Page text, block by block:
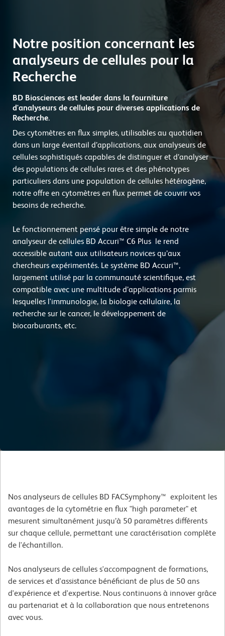
Notre position concernant les
analyseurs de cellules pour la
Recherche
BD Biosciences est leader dans la fourniture
d'analyseurs de cellules pour diverses applications de
Recherche.
Des cytomètres en flux simples, utilisables au quotidien
dans un large éventail d’applications, aux analyseurs de
cellules sophistiqués capables de distinguer et d’analyser
des populations de cellules rares et des phénotypes
particuliers dans une population de cellules hétérogène,
notre offre en cytomètres en flux permet de couvrir vos
besoins de recherche.
Le fonctionnement pensé pour être simple de notre
analyseur de cellules BD Accuri™ C6 Plus le rend
accessible autant aux utilisateurs novices qu’aux
chercheurs expérimentés. Le système BD Accuri™,
largement utilisé par la communauté scientifique, est
compatible avec une multitude d’applications parmis
lesquelles l'immunologie, la biologie cellulaire, la
recherche sur le cancer, le développement de
biocarburants, etc.
Nos analyseurs de cellules BD FACSymphony™ exploitent les
avantages de la cytométrie en flux "high parameter" et
mesurent simultanément jusqu’à 50 paramètres différents
sur chaque cellule, permettant une caractérisation complète
de l'échantillon.
Nos analyseurs de cellules s'accompagnent de formations,
de services et d'assistance bénéficiant de plus de 50 ans
d'expérience et d'expertise. Nous continuons à innover grâce
au partenariat et à la collaboration que nous entretenons
avec vous.